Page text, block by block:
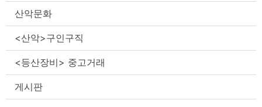
산악문화
<산악>구인구직
<등산장비> 중고거래
게시판